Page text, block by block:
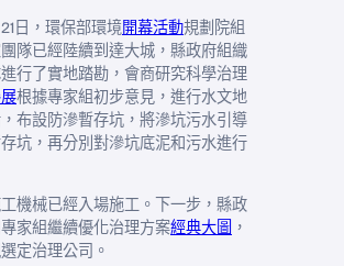
日，環保部環境開幕活動規劃院組
隊已經陸續到達大城，縣政府組織
行了實地踏勘，會商研究科學治理
根據專家組初步意見，進行水文地
布設防滲暫存坑，將滲坑污水引導
坑，再分別對滲坑底泥和污水進行
機械已經入場施工。下一步，縣政
家組繼續優化治理方案經典大圖 ，
定治理公司。